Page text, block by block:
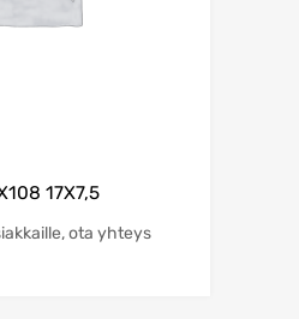
17X7,5
ota yhteys